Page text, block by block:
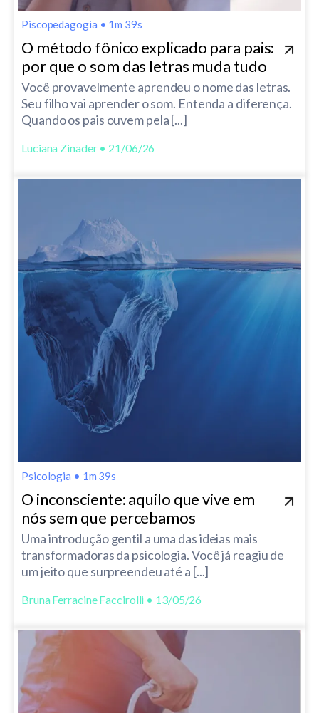
Piscopedagogia • 1m 39s
O método fônico explicado para pais:
por que o som das letras muda tudo
Você provavelmente aprendeu o nome das letras.
Seu filho vai aprender o som. Entenda a diferença.
Quando os pais ouvem pela [...]
Luciana Zinader • 21/06/26
Psicologia • 1m 39s
O inconsciente: aquilo que vive em
nós sem que percebamos
Uma introdução gentil a uma das ideias mais
transformadoras da psicologia. Você já reagiu de
um jeito que surpreendeu até a [...]
Bruna Ferracine Faccirolli • 13/05/26